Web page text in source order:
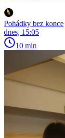
Pohádky bez konce
dnes, 15:05
10 min